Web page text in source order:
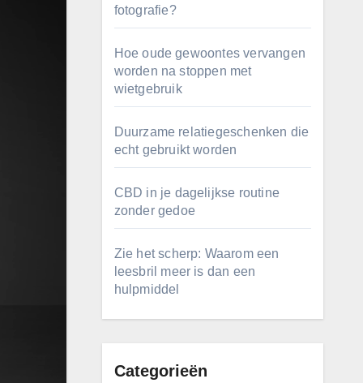
fotografie?
Hoe oude gewoontes vervangen
worden na stoppen met
wietgebruik
Duurzame relatiegeschenken die
echt gebruikt worden
CBD in je dagelijkse routine
zonder gedoe
Zie het scherp: Waarom een
leesbril meer is dan een
hulpmiddel
Categorieën